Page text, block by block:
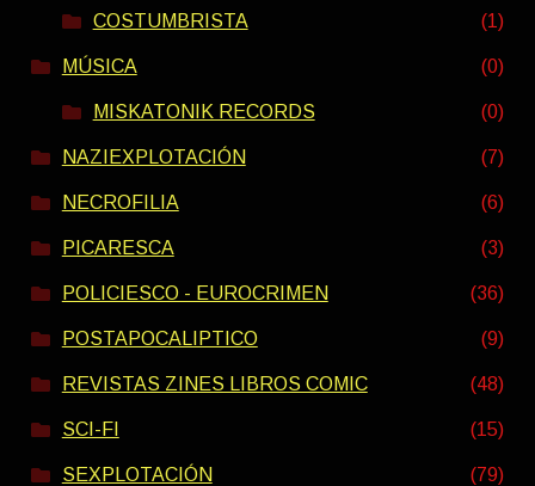
COSTUMBRISTA (1)
MÚSICA (0)
MISKATONIK RECORDS (0)
NAZIEXPLOTACIÓN (7)
NECROFILIA (6)
PICARESCA (3)
POLICIESCO - EUROCRIMEN (36)
POSTAPOCALIPTICO (9)
REVISTAS ZINES LIBROS COMIC (48)
SCI-FI (15)
SEXPLOTACIÓN (79)